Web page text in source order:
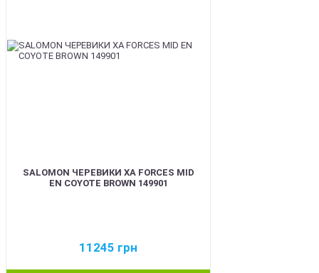
SALOMON ЧЕРЕВИКИ XA FORCES MID
EN COYOTE BROWN 149901
11245 грн